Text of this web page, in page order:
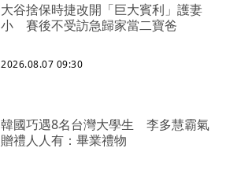
大谷捨保時捷改開「巨大賓利」護妻
小 賽後不受訪急歸家當二寶爸
2026.08.07 09:30
韓國巧遇8名台灣大學生 李多慧霸氣
贈禮人人有：畢業禮物